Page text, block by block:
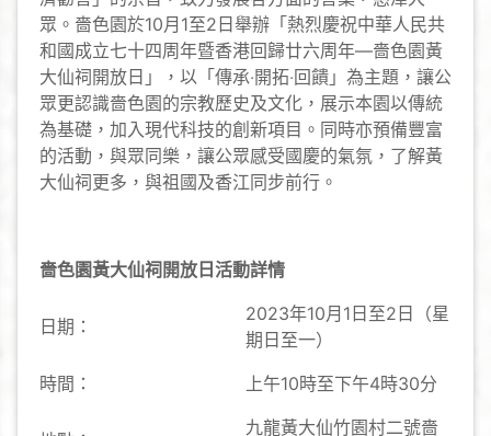
眾。嗇色園於10月1至2日舉辦「熱烈慶祝中華人民共
和國成立七十四周年暨香港回歸廿六周年—嗇色園黃
大仙祠開放日」，以「傳承‧開拓‧回饋」為主題，讓公
眾更認識嗇色園的宗教歷史及文化，展示本園以傳統
為基礎，加入現代科技的創新項目。同時亦預備豐富
的活動，與眾同樂，讓公眾感受國慶的氣氛，了解黃
大仙祠更多，與祖國及香江同步前行。
嗇色園黃大仙祠開放日活動詳情
日期：
2023年10月1日至2日（星
期日至一）
時間：
上午10時至下午4時30分
九龍黃大仙竹園村二號嗇